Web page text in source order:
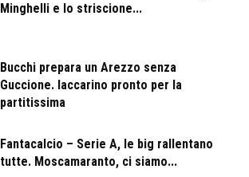
Minghelli e lo striscione...
Bucchi prepara un Arezzo senza
Guccione. Iaccarino pronto per la
partitissima
Fantacalcio – Serie A, le big rallentano
tutte. Moscamaranto, ci siamo...